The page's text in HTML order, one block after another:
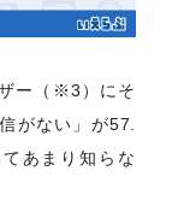
ー（※3）にそ
がない」が57.
あまり知らな